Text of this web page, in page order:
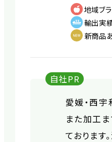
地域ブ
輸出実
新商品
自社PR
愛媛・西
また加工
ております